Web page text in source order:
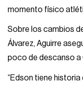
momento físico
Sobre los cambios
Álvarez, Aguirre
poco de descanso a
“Edson tiene